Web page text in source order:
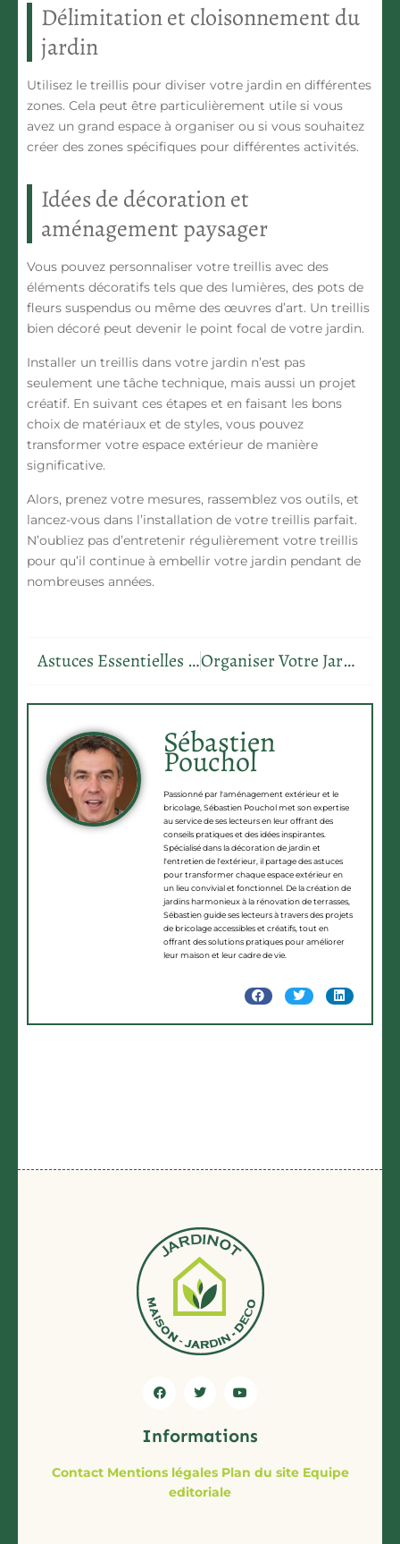
Délimitation et cloisonnement du
jardin
Utilisez le treillis pour diviser votre jardin en différentes
zones. Cela peut être particulièrement utile si vous
avez un grand espace à organiser ou si vous souhaitez
créer des zones spécifiques pour différentes activités.
Idées de décoration et
aménagement paysager
Vous pouvez personnaliser votre treillis avec des
éléments décoratifs tels que des lumières, des pots de
fleurs suspendus ou même des œuvres d’art. Un treillis
bien décoré peut devenir le point focal de votre jardin.
Installer un treillis dans votre jardin n’est pas
seulement une tâche technique, mais aussi un projet
créatif. En suivant ces étapes et en faisant les bons
choix de matériaux et de styles, vous pouvez
transformer votre espace extérieur de manière
significative.
Alors, prenez votre mesures, rassemblez vos outils, et
lancez-vous dans l’installation de votre treillis parfait.
N’oubliez pas d’entretenir régulièrement votre treillis
pour qu’il continue à embellir votre jardin pendant de
nombreuses années.
Astuces Essentielles pour l’Entretien de Votre Jardin à la Maison Organiser Votre Jardin: Guide Pratique du Calendrier de Plantation pour une Maison Florissante
Sébastien
Pouchol
Passionné par l'aménagement extérieur et le
bricolage, Sébastien Pouchol met son expertise
au service de ses lecteurs en leur offrant des
conseils pratiques et des idées inspirantes.
Spécialisé dans la décoration de jardin et
l'entretien de l'extérieur, il partage des astuces
pour transformer chaque espace extérieur en
un lieu convivial et fonctionnel. De la création de
jardins harmonieux à la rénovation de terrasses,
Sébastien guide ses lecteurs à travers des projets
de bricolage accessibles et créatifs, tout en
offrant des solutions pratiques pour améliorer
leur maison et leur cadre de vie.
Informations
Contact Mentions légales Plan du site Equipe
editoriale